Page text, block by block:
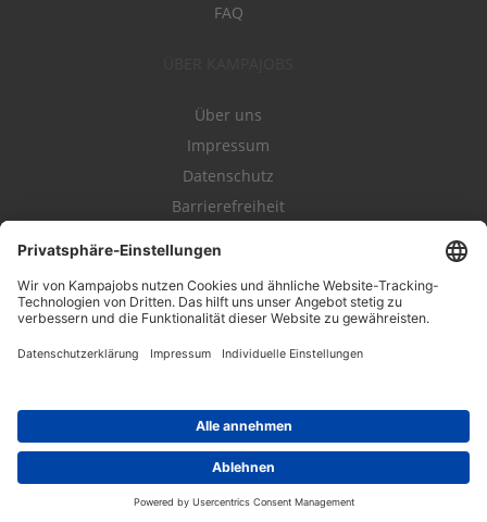
FAQ
Über uns
Impressum
Datenschutz
Barrierefreiheit
Kampahire
Kampagnenforum
LeadNow
© 2004-2019 Kampajobs GmbH. Alle Rechte vorbehalten